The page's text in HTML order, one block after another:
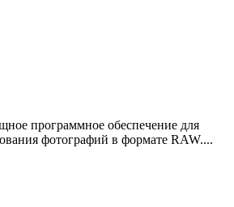
программное обеспечение для
фотографий в формате RAW....